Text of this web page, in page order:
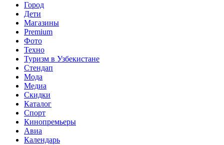
Город
Дети
Магазины
Premium
Фото
Техно
Туризм в Узбекистане
Стендап
Мода
Медиа
Скидки
Каталог
Спорт
Кинопремьеры
Авиа
Календарь